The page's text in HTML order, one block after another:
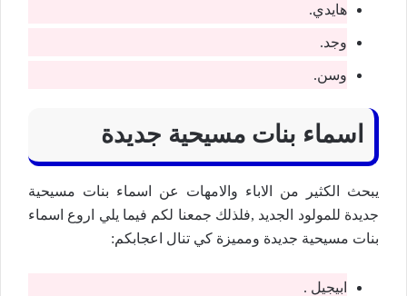
هايدي.
وجد.
وسن.
اسماء بنات مسيحية جديدة
يبحث الكثير من الاباء والامهات عن اسماء بنات مسيحية
جديدة للمولود الجديد ,فلذلك جمعنا لكم فيما يلي اروع اسماء
بنات مسيحية جديدة ومميزة كي تنال اعجابكم:
ابيجيل .